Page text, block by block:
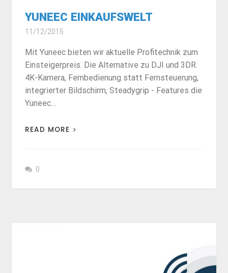
YUNEEC EINKAUFSWELT
11/12/2015
Mit Yuneec bieten wir aktuelle Profitechnik zum
Einsteigerpreis. Die Alternative zu DJI und 3DR.
4K-Kamera, Fernbedienung statt Fernsteuerung,
integrierter Bildschirm, Steadygrip - Features die
Yuneec…
READ MORE
0